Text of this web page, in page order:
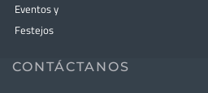
Eventos y
Festejos
CONTÁCTANOS